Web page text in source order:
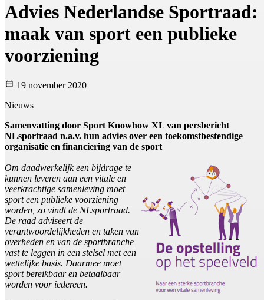
Advies Nederlandse Sportraad:
maak van sport een publieke
voorziening
19 november 2020
Nieuws
Samenvatting door Sport Knowhow XL van persbericht
NLsportraad n.a.v. hun advies over een toekomstbestendige
organisatie en financiering van de sport
Om daadwerkelijk een bijdrage te
kunnen leveren aan een vitale en
veerkrachtige samenleving moet
sport een publieke voorziening
worden, zo vindt de NLsportraad.
De raad adviseert de
verantwoordelijkheden en taken van
overheden en van de sportbranche
vast te leggen in een stelsel met een
wettelijke basis. Daarmee moet
sport bereikbaar en betaalbaar
worden voor iedereen.